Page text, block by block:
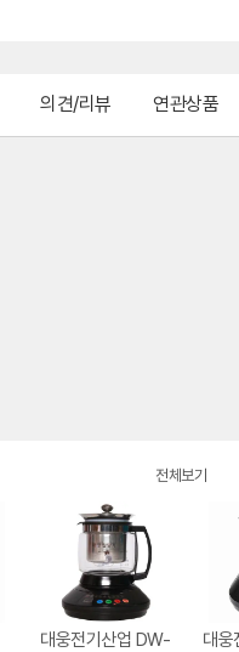
의견/리뷰 연관상품
전체보기
대웅전기산업 DW-
대웅